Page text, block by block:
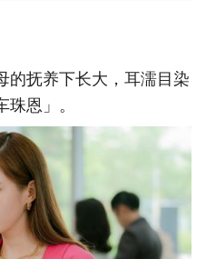
抚养下长大，耳濡目染
恩」。